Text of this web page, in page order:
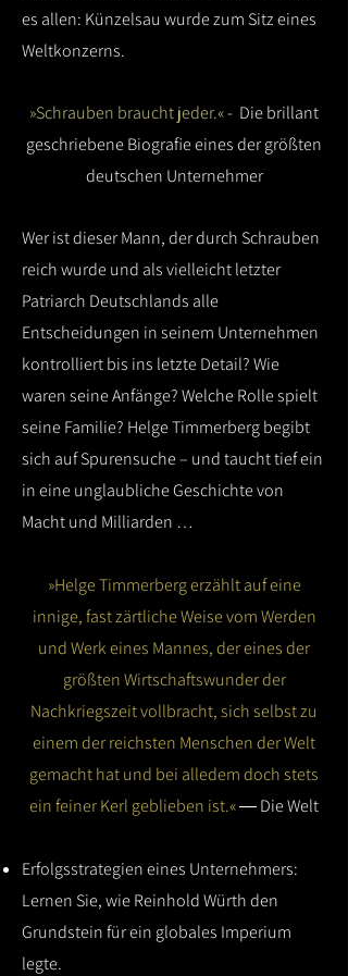
es allen: Künzelsau wurde zum Sitz eines
Weltkonzerns.
»Schrauben braucht jeder.«- Die brillant
geschriebene Biografie eines der größten
deutschen Unternehmer
Wer ist dieser Mann, der durch Schrauben
reich wurde und als vielleicht letzter
Patriarch Deutschlands alle
Entscheidungen in seinem Unternehmen
kontrolliert bis ins letzte Detail? Wie
waren seine Anfänge? Welche Rolle spielt
seine Familie? Helge Timmerberg begibt
sich auf Spurensuche – und taucht tief ein
in eine unglaubliche Geschichte von
Macht und Milliarden …
»Helge Timmerberg erzählt auf eine
innige, fast zärtliche Weise vom Werden
und Werk eines Mannes, der eines der
größten Wirtschaftswunder der
Nachkriegszeit vollbracht, sich selbst zu
einem der reichsten Menschen der Welt
gemacht hat und bei alledem doch stets
ein feiner Kerl geblieben ist.«― Die Welt
Erfolgsstrategien eines Unternehmers:
Lernen Sie, wie Reinhold Würth den
Grundstein für ein globales Imperium
legte.